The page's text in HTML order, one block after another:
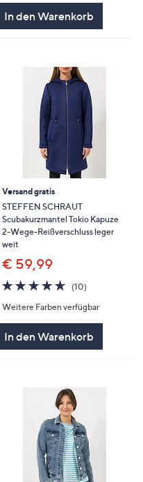
In den Warenkorb
Versand gratis
STEFFEN SCHRAUT
Scubakurzmantel Tokio Kapuze
2-Wege-Reißverschluss leger
weit
€ 59,99
4.6
von
5
(10)
Weitere Farben verfügbar
In den Warenkorb